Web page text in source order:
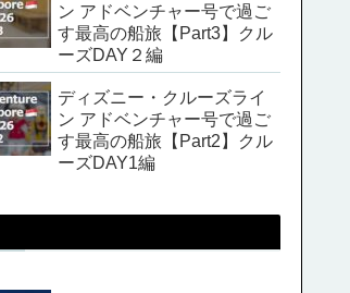
ン アドベンチャー号で過ご
す最高の船旅【Part3】クル
ーズDAY２編
ディズニー・クルーズライ
ン アドベンチャー号で過ご
す最高の船旅【Part2】クル
ーズDAY1編